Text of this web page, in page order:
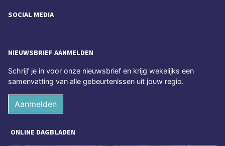
SOCIAL MEDIA
NIEUWSBRIEF AANMELDEN
Schrijf je in voor onze nieuwsbrief en krijg wekelijks een
samenvatting van alle gebeurtenissen uit jouw regio.
Aanmelden
ONLINE DAGBLADEN